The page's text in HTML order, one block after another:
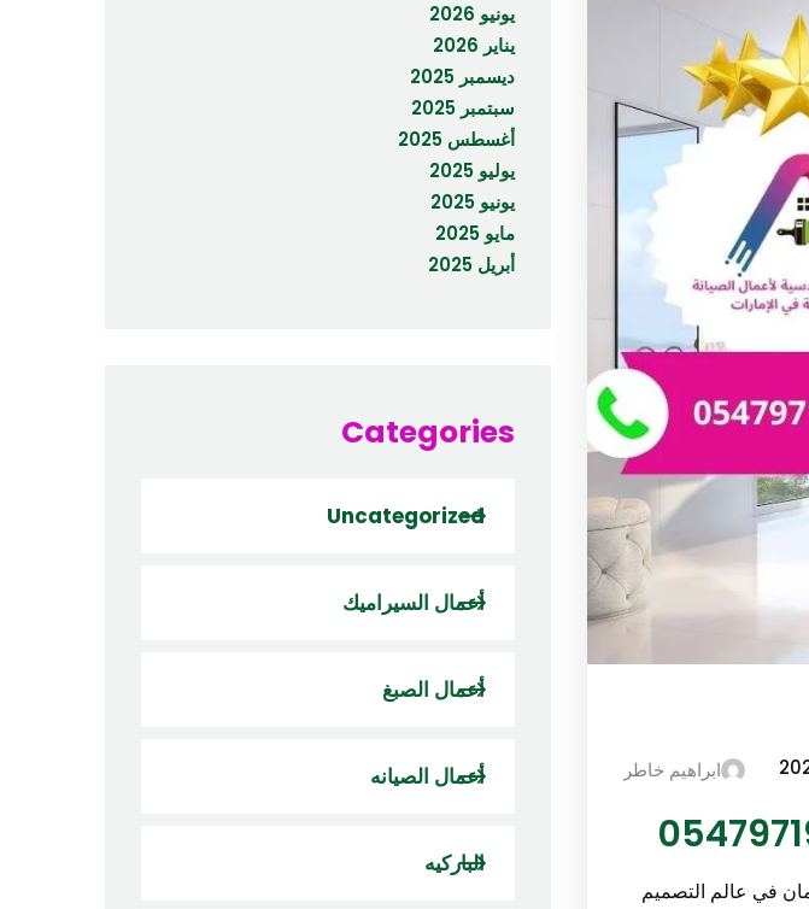
ابراهيم خاطر
في عالم التصميم
يونيو 2026
يناير 2026
ديسمبر 2025
سبتمبر 2025
أغسطس 2025
يوليو 2025
يونيو 2025
مايو 2025
أبريل 2025
Categories
Uncategorized
أعمال السيراميك
أعمال الصبغ
أعمال الصيانه
الباركيه